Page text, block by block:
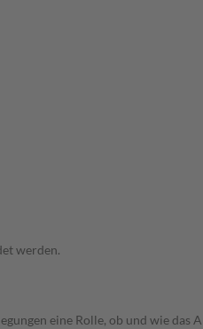
werden.
eine Rolle, ob und wie